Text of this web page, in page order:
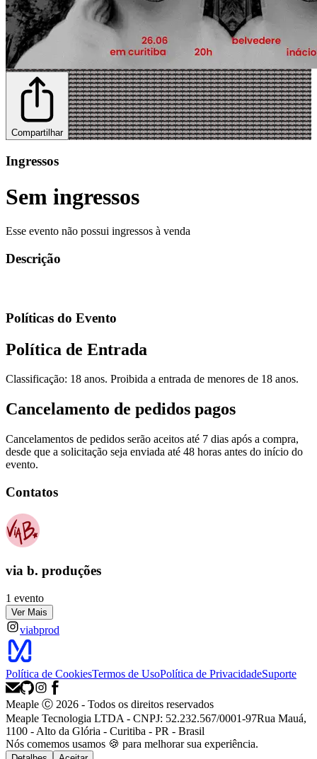
Compartilhar
Ingressos
Sem ingressos
Esse evento não possui ingressos à venda
Descrição
Políticas do Evento
Política de Entrada
Classificação: 18 anos. Proibida a entrada de menores de 18 anos.
Cancelamento de pedidos pagos
Cancelamentos de pedidos serão aceitos até 7 dias após a compra,
desde que a solicitação seja enviada até 48 horas antes do início do
evento.
Contatos
via b. produções
1 evento
Ver Mais
viabprod
Política de CookiesTermos de UsoPolítica de PrivacidadeSuporte
Meaple Ⓒ 2026 - Todos os direitos reservados
Meaple Tecnologia LTDA - CNPJ: 52.232.567/0001-97Rua Mauá,
1100 - Alto da Glória - Curitiba - PR - Brasil
Nós comemos usamos 🍪 para melhorar sua experiência.